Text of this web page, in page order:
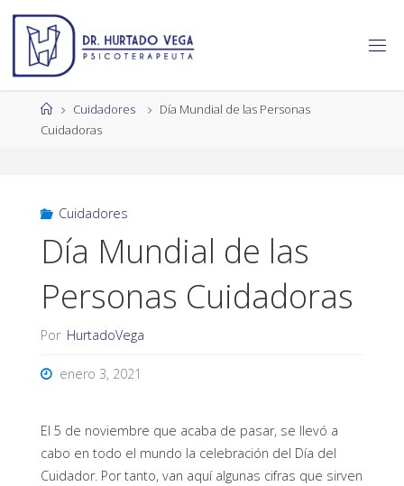
Saltar
contenido
Página
de
Cuidadores
Día Mundial de las Personas
Cuidadoras
Cuidadores
Día Mundial de las
Personas Cuidadoras
Por HurtadoVega
enero 3, 2021
El 5 de noviembre que acaba de pasar, se llevó a
cabo en todo el mundo la celebración del Día del
Cuidador. Por tanto, van aquí algunas cifras que sirven